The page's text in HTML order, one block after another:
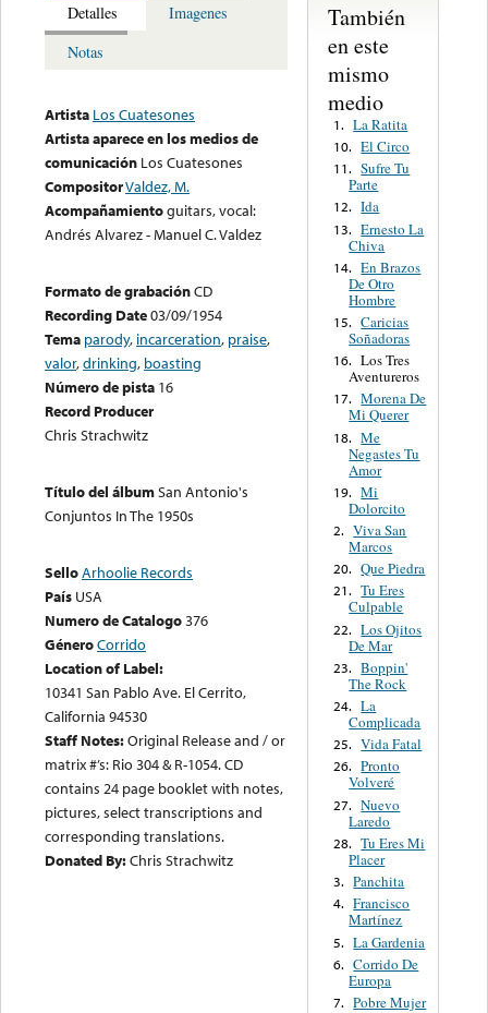
Detalles
Imagenes
Notas
Artista Los Cuatesones
Artista aparece en los medios de
comunicación Los Cuatesones
CompositorValdez, M.
Acompañamientoguitars, vocal:
Andrés Alvarez - Manuel C. Valdez
Formato de grabaciónCD
Recording Date03/09/1954
Tema parody, incarceration, praise,
valor,drinking, boasting
Número de pista 16
Record Producer
Chris Strachwitz
Título del álbumSan Antonio's
Conjuntos In The 1950s
SelloArhoolie Records
País USA
Numero de Catalogo376
GéneroCorrido
Location of Label:
10341 San Pablo Ave. El Cerrito,
California 94530
Staff Notes:Original Release and / or
matrix #’s: Rio 304 & R-1054. CD
contains 24 page booklet with notes,
pictures, select transcriptions and
corresponding translations.
Donated By:Chris Strachwitz
También
en este
mismo
medio
1. La Ratita
10. El Circo
11. Sufre Tu
Parte
12. Ida
13. Ernesto La
Chiva
14. En Brazos
De Otro
Hombre
15. Caricias
Soñadoras
16. Los Tres
Aventureros
17. Morena De
Mi Querer
18. Me
Negastes Tu
Amor
19. Mi
Dolorcito
2. Viva San
Marcos
20. Que Piedra
21. Tu Eres
Culpable
22. Los Ojitos
De Mar
23. Boppin'
The Rock
24. La
Complicada
25. Vida Fatal
26. Pronto
Volveré
27. Nuevo
Laredo
28. Tu Eres Mi
Placer
3. Panchita
4. Francisco
Martínez
5. La Gardenia
6. Corrido De
Europa
7. Pobre Mujer